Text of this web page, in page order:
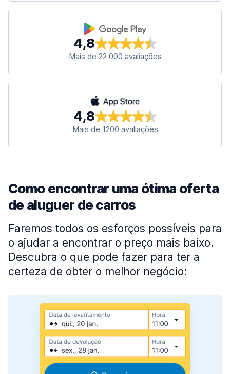
4,8
Mais de 22 000 avaliações
4,8
Mais de 1200 avaliações
Como encontrar uma ótima oferta
de aluguer de carros
Faremos todos os esforços possíveis para
o ajudar a encontrar o preço mais baixo.
Descubra o que pode fazer para ter a
certeza de obter o melhor negócio: